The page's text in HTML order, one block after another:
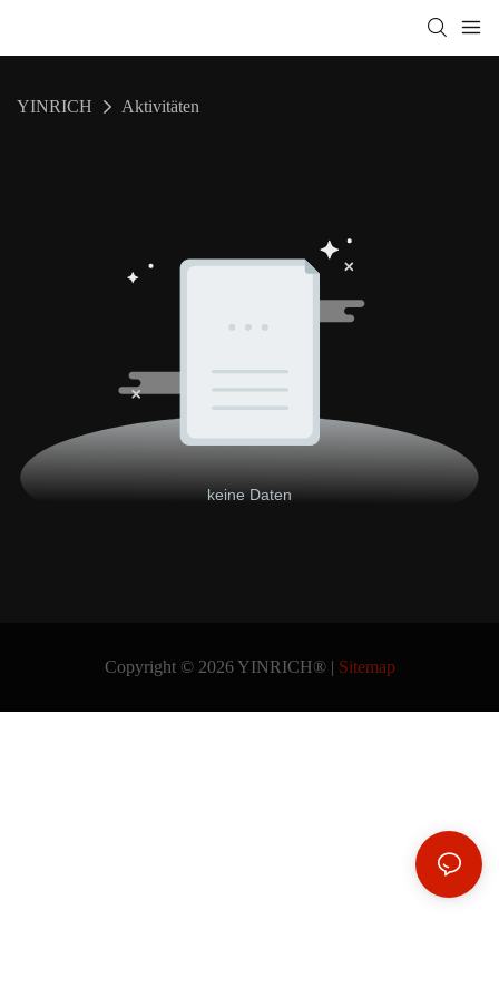
YINRICH Aktivitäten
keine Daten
Copyright © 2026 YINRICH® | Sitemap